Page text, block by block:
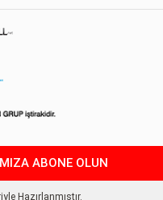
ABONE OLUN
Pekcan
Hazırlanmıştır.